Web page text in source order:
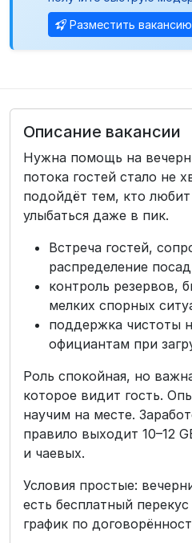
Разместить вакансию
Описание вакансии
Нужна помощь на
потока гостей стало не
подойдёт тем, кто
улыбаться даже в пик.
Встреча гостей,
распределение
контроль резервов,
мелких спорных
поддержка чистоты
официантам при
Роль спокойная, но
которое видит гость.
научим на месте.
правило выходит 10–12
и чаевых.
Условия простые:
есть бесплатный
график по